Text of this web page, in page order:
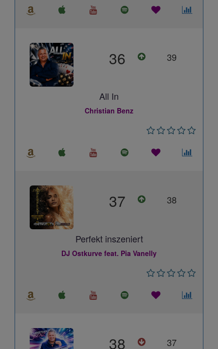
36 39
All In
Christian Benz
37 38
Perfekt inszeniert
DJ Ostkurve feat. Pia Vanelly
38 37